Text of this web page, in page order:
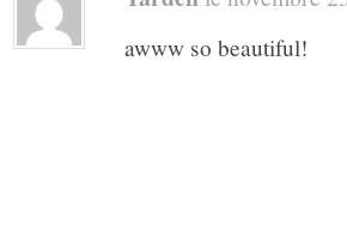
awww so beautiful!